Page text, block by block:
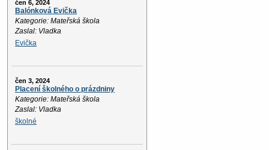
čen 6, 2024
Balónková Evička
Kategorie: Mateřská škola
Zaslal: Vladka
Evička
čen 3, 2024
Placení školného o prázdniny
Kategorie: Mateřská škola
Zaslal: Vladka
školné